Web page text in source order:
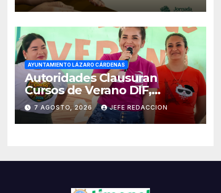
AYUNTAMIENTO LÁZARO CÁRDENAS
Autoridades Clausuran
Cursos de Verano DIF,
Seguridad Pública y Casa de
Cultura 2026
7 AGOSTO, 2026 JEFE REDACCION